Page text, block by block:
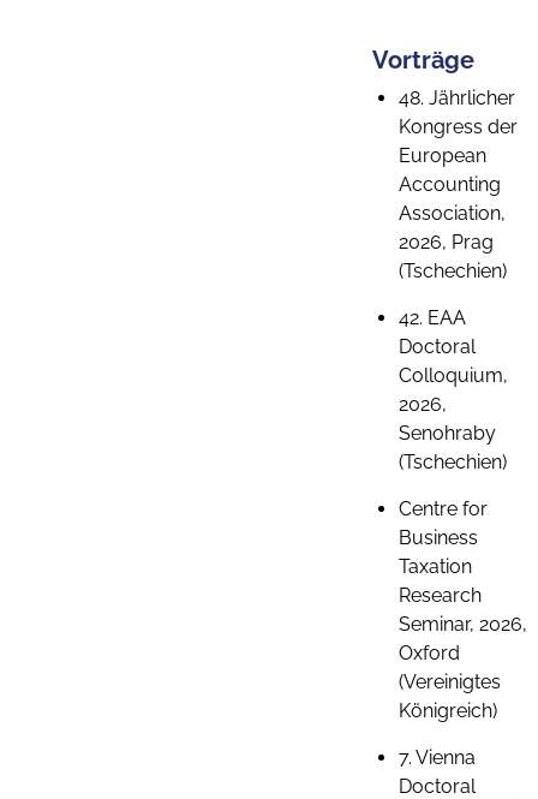
Vorträge
48. Jährlicher
Kongress der
European
Accounting
Association,
2026, Prag
(Tschechien)
42. EAA
Doctoral
Colloquium,
2026,
Senohraby
(Tschechien)
Centre for
Business
Taxation
Research
Seminar, 2026,
Oxford
(Vereinigtes
Königreich)
7. Vienna
Doctoral